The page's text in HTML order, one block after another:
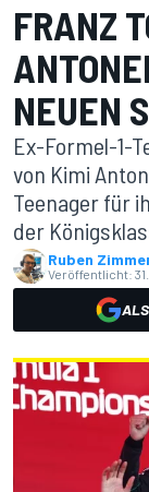
FRANZ
NEUEN
Ex-Formel-1-
von Kimi
Teenager für
der
Ruben
Veröffentlicht: